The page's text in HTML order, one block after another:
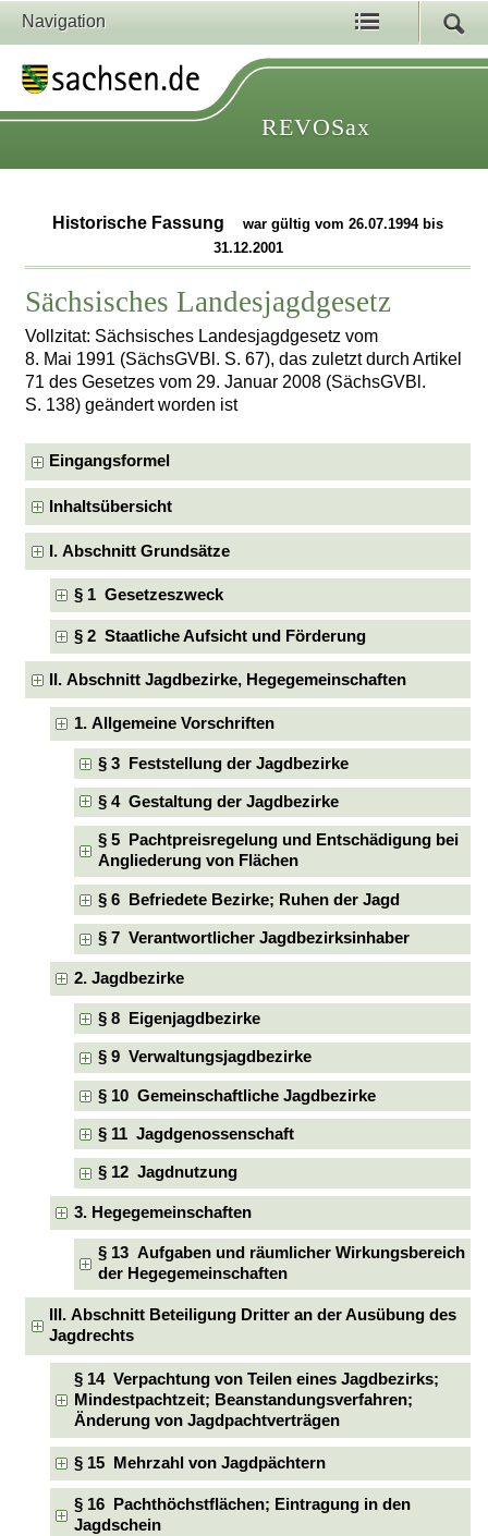
Navigation
REVOSax
Historische Fassung
war gültig vom 26.07.1994 bis
31.12.2001
Sächsisches Landesjagdgesetz
Vollzitat: Sächsisches Landesjagdgesetz vom
8. Mai 1991 (SächsGVBl. S. 67), das zuletzt durch Artikel
71 des Gesetzes vom 29. Januar 2008 (SächsGVBl.
S. 138) geändert worden ist
Eingangsformel
Inhaltsübersicht
I. Abschnitt Grundsätze
§ 1 Gesetzeszweck
§ 2 Staatliche Aufsicht und Förderung
II. Abschnitt Jagdbezirke, Hegegemeinschaften
1. Allgemeine Vorschriften
§ 3 Feststellung der Jagdbezirke
§ 4 Gestaltung der Jagdbezirke
§ 5 Pachtpreisregelung und Entschädigung bei
Angliederung von Flächen
§ 6 Befriedete Bezirke; Ruhen der Jagd
§ 7 Verantwortlicher Jagdbezirksinhaber
2. Jagdbezirke
§ 8 Eigenjagdbezirke
§ 9 Verwaltungsjagdbezirke
§ 10 Gemeinschaftliche Jagdbezirke
§ 11 Jagdgenossenschaft
§ 12 Jagdnutzung
3. Hegegemeinschaften
§ 13 Aufgaben und räumlicher Wirkungsbereich
der Hegegemeinschaften
III. Abschnitt Beteiligung Dritter an der Ausübung des
Jagdrechts
§ 14 Verpachtung von Teilen eines Jagdbezirks;
Mindestpachtzeit; Beanstandungsverfahren;
Änderung von Jagdpachtverträgen
§ 15 Mehrzahl von Jagdpächtern
§ 16 Pachthöchstflächen; Eintragung in den
Jagdschein